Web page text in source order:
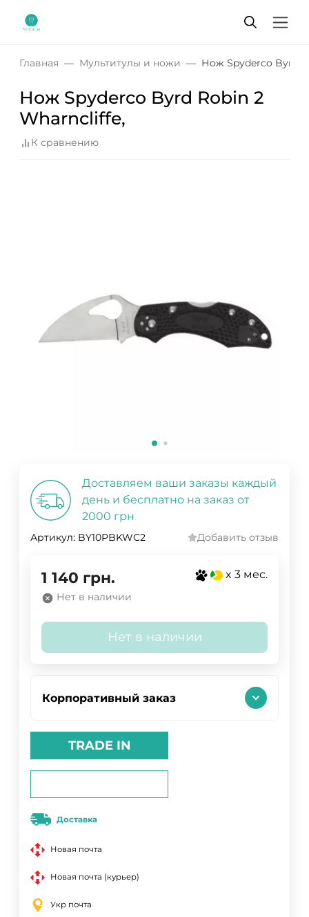
Главная Мультитулы и ножи Нож Spyderco Byrd
Нож Spyderco Byrd Robin 2
Wharncliffe,
К сравнению
Доставляем ваши заказы каждый
день и бесплатно на заказ от
2000 грн
Артикул: BY10PBKWC2 Добавить отзыв
1 140 грн. x 3 мес.
Нет в наличии
Нет в наличии
Корпоративный заказ
TRADE IN
Доставка
Новая почта
Новая почта (курьер)
Укр почта